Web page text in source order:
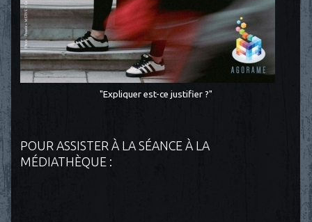
"Expliquer est-ce justifier ?"
POUR ASSISTER À LA SÉANCE À LA
MÉDIATHÈQUE :